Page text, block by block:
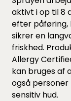
aktivt i op til 8
efter påføring,
sikrer en
friskhed.
Allergy
kan bruges af
også personer
sensitiv hud.